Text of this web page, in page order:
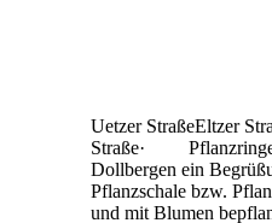
Uetzer StraßeEltzer
Straße· Pflanzringe
Dollbergen ein
Pflanzschale bzw.
und mit Blumen